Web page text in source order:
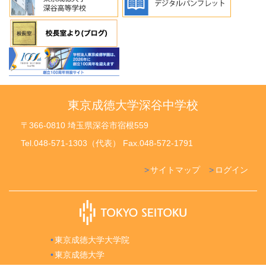
東京成徳大学深谷中学校
〒366-0810 埼玉県深谷市宿根559
Tel.048-571-1303（代表） Fax.048-572-1791
ログイン
サイトマップ
東京成徳大学大学院
東京成徳大学